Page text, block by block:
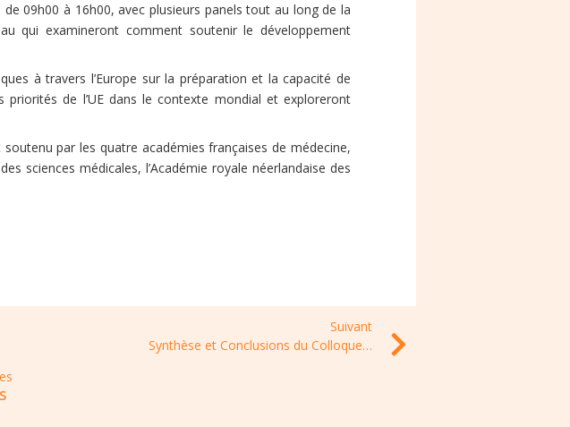
09h00 à 16h00, avec plusieurs panels tout au long de la
qui examineront comment soutenir le développement
à travers l’Europe sur la préparation et la capacité de
de l’UE dans le contexte mondial et exploreront
par les quatre académies françaises de médecine,
sciences médicales, l’Académie royale néerlandaise des
Suivant
Synthèse et Conclusions du Colloque du 15 juin 2022 “Antibiorésistance : 7 académies à la chasse aux microbes” à Paris